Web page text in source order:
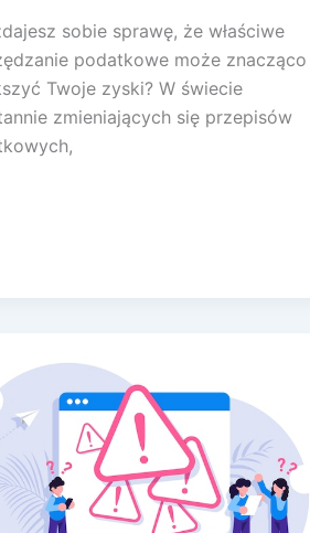
sobie sprawę, że właściwe
podatkowe może znacząco
Twoje zyski? W świecie
zmieniających się przepisów